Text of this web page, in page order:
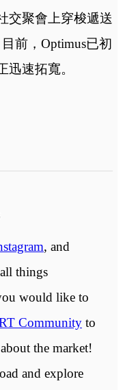
交聚會上穿梭遞送
前，Optimus已初
速拓寬。
, and
things
would like to
Communityto
the market!
and explore